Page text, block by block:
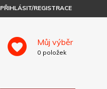
PŘIHLÁSIT/REGISTRACE
Můj výběr
0 položek